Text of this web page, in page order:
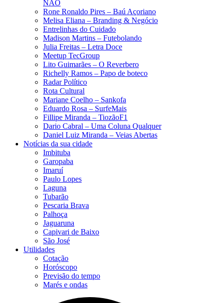
NÃO
Rone Ronaldo Pires – Baú Açoriano
Melisa Eliana – Branding & Negócio
Entrelinhas do Cuidado
Madison Martins – Futebolando
Julia Freitas​ – Letra Doce
Meetup TecGroup
Lito Guimarães – O Reverbero
Richelly Ramos​ – Papo de boteco
Radar Político
Rota Cultural
Mariane Coelho – Sankofa
Eduardo Rosa​ – SurfeMais
Fillipe Miranda – TiozãoF1
Dario Cabral – Uma Coluna Qualquer
Daniel Luiz Miranda – Veias Abertas
Notícias da sua cidade
Imbituba
Garopaba
Imaruí
Paulo Lopes
Laguna
Tubarão
Pescaria Brava
Palhoça
Jaguaruna
Capivari de Baixo
São José
Utilidades
Cotação
Horóscopo
Previsão do tempo
Marés e ondas